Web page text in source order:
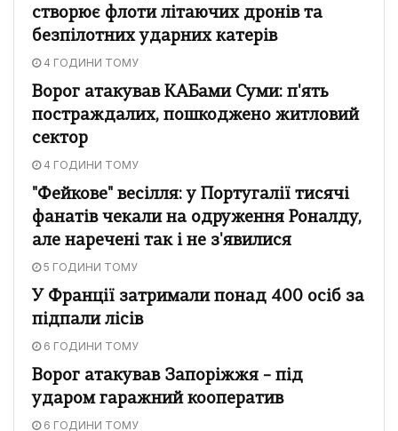
створює флоти літаючих дронів та
безпілотних ударних катерів
4 ГОДИНИ ТОМУ
Ворог атакував КАБами Суми: п'ять
постраждалих, пошкоджено житловий
сектор
4 ГОДИНИ ТОМУ
"Фейкове" весілля: у Португалії тисячі
фанатів чекали на одруження Роналду,
але наречені так і не з'явилися
5 ГОДИНИ ТОМУ
У Франції затримали понад 400 осіб за
підпали лісів
6 ГОДИНИ ТОМУ
Ворог атакував Запоріжжя – під
ударом гаражний кооператив
6 ГОДИНИ ТОМУ